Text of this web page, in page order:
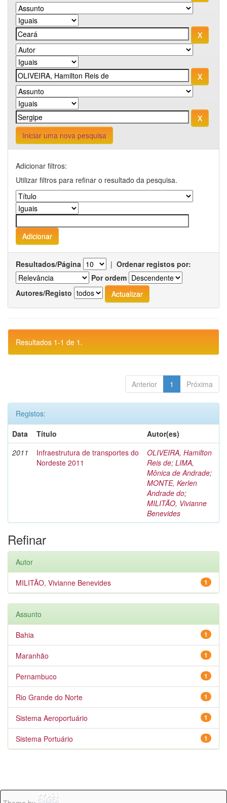
Iniciar uma nova pesquisa
Adicionar filtros:
Utilizar filtros para refinar o resultado da pesquisa.
Resultados/Página | Ordenar registos por:
Por ordem
Autores/Registo
Resultados 1-1 de 1.
Anterior 1 Próxima
Registos:
Data
Título
Autor(es)
2011
Infraestrutura de transportes do
Nordeste 2011
OLIVEIRA, Hamilton
Reis de; LIMA,
Mônica de Andrade;
MONTE, Kerlen
Andrade do;
MILITÃO, Vivianne
Benevides
Refinar
Autor
1
MILITÃO, Vivianne Benevides
Assunto
1
Bahia
1
Maranhão
1
Pernambuco
1
Rio Grande do Norte
1
Sistema Aeroportuário
1
Sistema Portuário